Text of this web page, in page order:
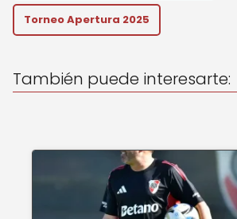
k
Torneo Apertura 2025
También puede interesarte: